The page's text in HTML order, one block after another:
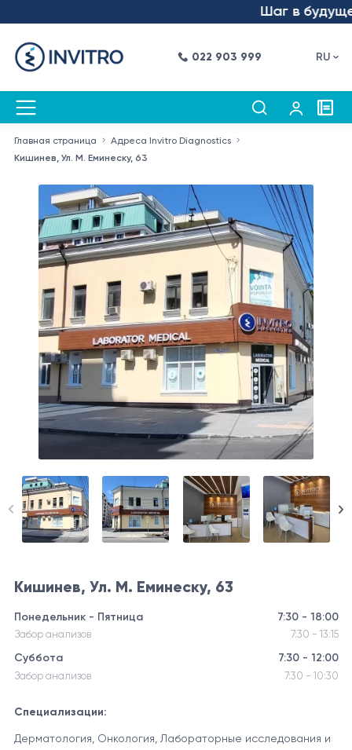
Шаг в будущее
022 903 999 RU
Главная страница
Адреса Invitro Diagnostics
Кишинев, Ул. М. Еминеску, 63
Кишинев, Ул. М. Еминеску, 63
Понедельник - Пятница 7:30 - 18:00
Забор анализов 7:30 - 13:15
Суббота 7:30 - 12:00
Забор анализов 7:30 - 10:30
Специализации:
Дерматология, Онкология, Лабораторные исследования и